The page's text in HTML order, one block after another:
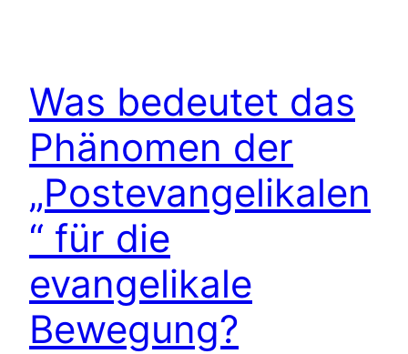
Was bedeutet das
Phänomen der
„Postevangelikalen
“ für die
evangelikale
Bewegung?